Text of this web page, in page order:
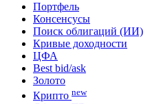
Портфель
Консенсусы
Поиск облигаций (ИИ)
Кривые доходности
ЦФА
Best bid/ask
Золото
Крипто new